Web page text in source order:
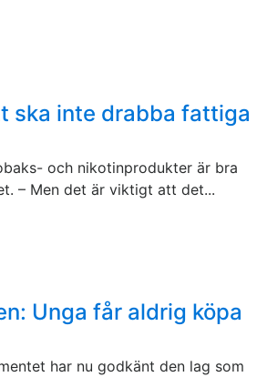
ska inte drabba fattiga
och nikotinprodukter är bra
– Men det är viktigt att det...
Unga får aldrig köpa
har nu godkänt den lag som